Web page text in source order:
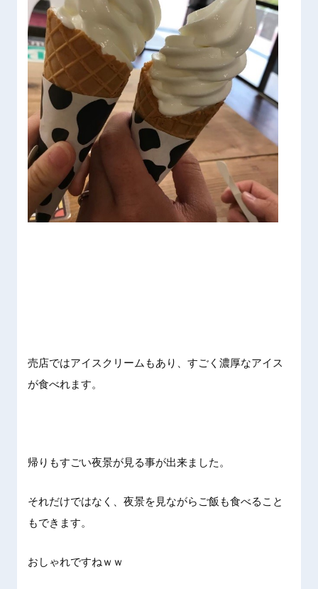
売店ではアイスクリームもあり、すごく濃厚なアイス
が食べれます。
帰りもすごい夜景が見る事が出来ました。
それだけではなく、夜景を見ながらご飯も食べること
もできます。
おしゃれですねｗｗ